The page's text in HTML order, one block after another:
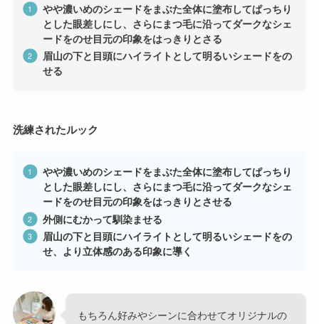
やや濃いめのシェードをまぶた全体に塗布してぱっちり
とした眼差しにし、さらにまつ毛に沿ってダークなシェ
ードをのせ目元の印象をはっきりとさる
眉山の下と目頭にハイライトとして明るいシェードをの
せる
洗練されたルック
やや濃いめのシェードをまぶた全体に塗布してぱっちり
とした眼差しにし、さらにまつ毛に沿ってダークなシェ
ードをのせ目元の印象をはっきりとさせる
外側にむかって馴染ませる
眉山の下と目頭にハイライトとして明るいシェードをの
せ、より立体感のある印象に導く
もちろん好みやシーンに合わせてオリジナルの